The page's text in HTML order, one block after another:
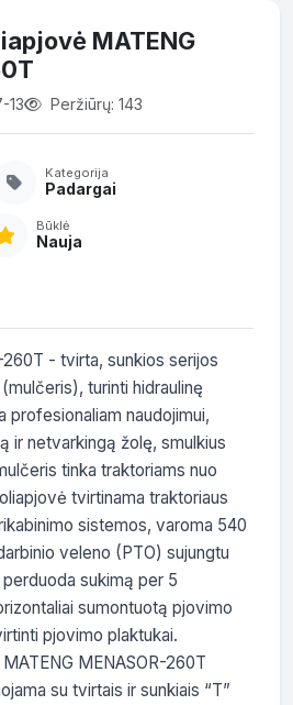
MATENG
13 Peržiūrų: 143
Kategorija
Padargai
Būklė
Nauja
260T - tvirta, sunkios serijos
turinti hidraulinę
profesionaliam naudojimui,
ir netvarkingą žolę, smulkius
tinka traktoriams nuo
tvirtinama traktoriaus
sistemos, varoma 540
veleno (PTO) sujungtu
sukimą per 5
sumontuotą pjovimo
pjovimo plaktukai.
MENASOR-260T
su tvirtais ir sunkiais “T”